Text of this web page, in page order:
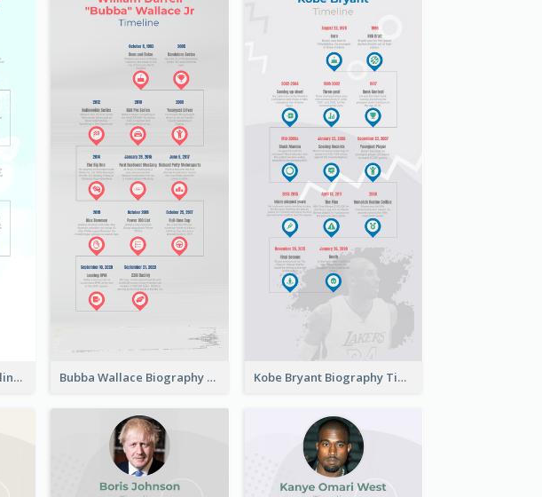
Pinkett Biography Timeline Bubba Wallace Biography Timeline Kobe Bryant Biography Timeline